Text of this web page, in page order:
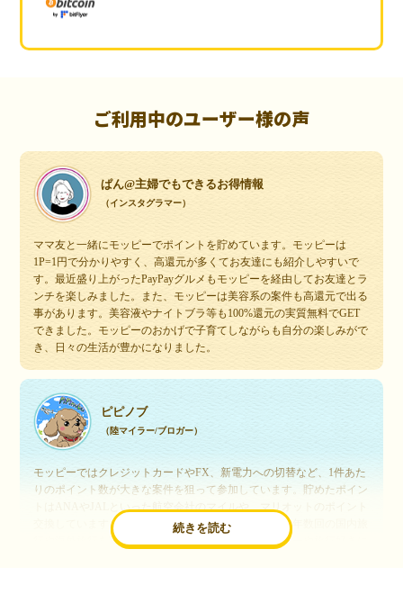
ご利用中のユーザー様の声
ぱん@主婦でもできるお得情報
（インスタグラマー）
ママ友と一緒にモッピーでポイントを貯めています。モッピーは
1P=1円で分かりやすく、高還元が多くてお友達にも紹介しやすいで
す。最近盛り上がったPayPayグルメもモッピーを経由してお友達とラ
ンチを楽しみました。また、モッピーは美容系の案件も高還元で出る
事があります。美容液やナイトブラ等も100%還元の実質無料でGET
できました。モッピーのおかげで子育てしながらも自分の楽しみがで
き、日々の生活が豊かになりました。
続きを読む
ピピノブ
（陸マイラー/ブロガー）
モッピーではクレジットカードやFX、新電力への切替など、1件あた
りのポイント数が大きな案件を狙って参加しています。貯めたポイン
交換しています。このようにすることで、ほぼ無料で年数回の国内旅
行や海外旅行を実現しています。モッピーは陸マイラーや旅行好きに